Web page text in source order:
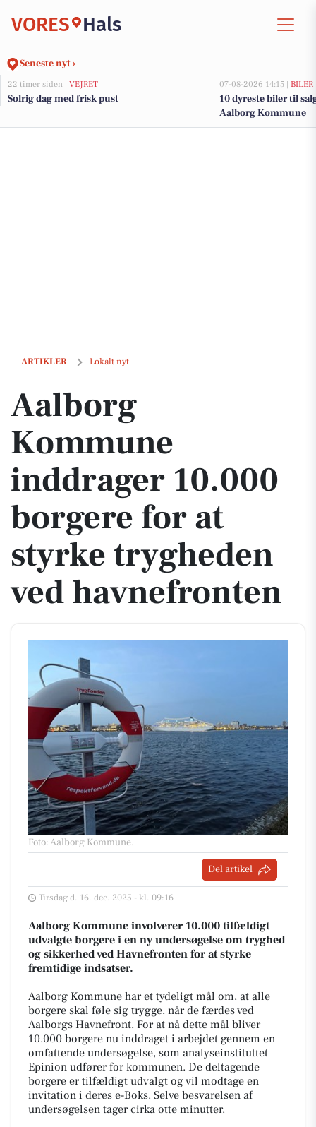
VORES Hals
Seneste nyt ›
22 timer siden | VEJRET
Solrig dag med frisk pust
07-08-2026 14:15 | BILER
10 dyreste biler til
Aalborg Kommune
ARTIKLER Lokalt nyt
Aalborg Kommune inddrager 10.000 borgere for at styrke trygheden
Aalborg
Kommune
inddrager 10.000
borgere for at
styrke trygheden
ved havnefronten
Foto: Aalborg Kommune.
Del artikel
Tirsdag d. 16. dec. 2025 - kl. 09:16
Aalborg Kommune involverer 10.000 tilfældigt
udvalgte borgere i en ny undersøgelse om tryghed
og sikkerhed ved Havnefronten for at styrke
fremtidige indsatser.
Aalborg Kommune har et tydeligt mål om, at alle
borgere skal føle sig trygge, når de færdes ved
Aalborgs Havnefront. For at nå dette mål bliver
10.000 borgere nu inddraget i arbejdet gennem en
omfattende undersøgelse, som analyseinstituttet
Epinion udfører for kommunen. De deltagende
borgere er tilfældigt udvalgt og vil modtage en
invitation i deres e-Boks. Selve besvarelsen af
undersøgelsen tager cirka otte minutter.